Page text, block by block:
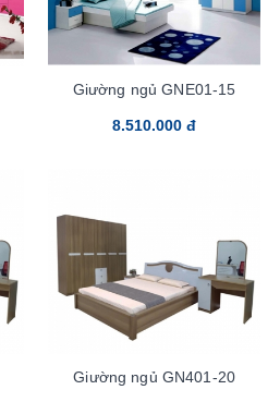
Giường ngủ GNE01-15
8.510.000 đ
Giường ngủ GN401-20